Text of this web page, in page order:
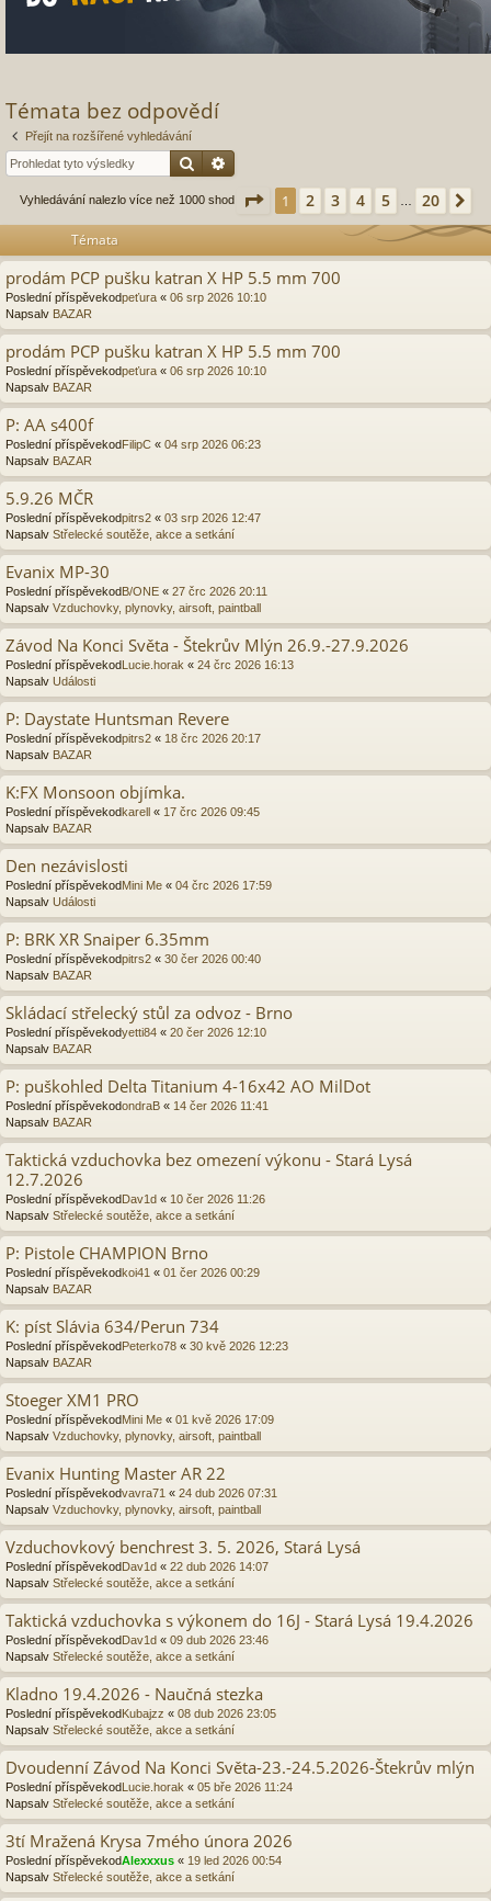
Témata bez odpovědí
Přejít na rozšířené vyhledávání
Hledat
Vyhledávání nalezlo více než 1000 shod Stránka 1z 20
1 2 3 4 5 20
Témata
prodám PCP pušku katran X HP 5.5 mm 700
Poslední příspěvekodpeťura « 06 srp 2026 10:10
Napsalv BAZAR
prodám PCP pušku katran X HP 5.5 mm 700
Poslední příspěvekodpeťura « 06 srp 2026 10:10
Napsalv BAZAR
P: AA s400f
Poslední příspěvekodFilipC « 04 srp 2026 06:23
Napsalv BAZAR
5.9.26 MČR
Poslední příspěvekodpitrs2 « 03 srp 2026 12:47
Napsalv Střelecké soutěže, akce a setkání
Evanix MP-30
Poslední příspěvekodB/ONE « 27 črc 2026 20:11
Napsalv Vzduchovky, plynovky, airsoft, paintball
Závod Na Konci Světa - Štekrův Mlýn 26.9.-27.9.2026
Poslední příspěvekodLucie.horak « 24 črc 2026 16:13
Napsalv Události
P: Daystate Huntsman Revere
Poslední příspěvekodpitrs2 « 18 črc 2026 20:17
Napsalv BAZAR
K:FX Monsoon objímka.
Poslední příspěvekodkarell « 17 črc 2026 09:45
Napsalv BAZAR
Den nezávislosti
Poslední příspěvekodMini Me « 04 črc 2026 17:59
Napsalv Události
P: BRK XR Snaiper 6.35mm
Poslední příspěvekodpitrs2 « 30 čer 2026 00:40
Napsalv BAZAR
Skládací střelecký stůl za odvoz - Brno
Poslední příspěvekodyetti84 « 20 čer 2026 12:10
Napsalv BAZAR
P: puškohled Delta Titanium 4-16x42 AO MilDot
Poslední příspěvekodondraB « 14 čer 2026 11:41
Napsalv BAZAR
Taktická vzduchovka bez omezení výkonu - Stará Lysá
12.7.2026
Poslední příspěvekodDav1d « 10 čer 2026 11:26
Napsalv Střelecké soutěže, akce a setkání
P: Pistole CHAMPION Brno
Poslední příspěvekodkoi41 « 01 čer 2026 00:29
Napsalv BAZAR
K: píst Slávia 634/Perun 734
Poslední příspěvekodPeterko78 « 30 kvě 2026 12:23
Napsalv BAZAR
Stoeger XM1 PRO
Poslední příspěvekodMini Me « 01 kvě 2026 17:09
Napsalv Vzduchovky, plynovky, airsoft, paintball
Evanix Hunting Master AR 22
Poslední příspěvekodvavra71 « 24 dub 2026 07:31
Napsalv Vzduchovky, plynovky, airsoft, paintball
Vzduchovkový benchrest 3. 5. 2026, Stará Lysá
Poslední příspěvekodDav1d « 22 dub 2026 14:07
Napsalv Střelecké soutěže, akce a setkání
Taktická vzduchovka s výkonem do 16J - Stará Lysá 19.4.2026
Poslední příspěvekodDav1d « 09 dub 2026 23:46
Napsalv Střelecké soutěže, akce a setkání
Kladno 19.4.2026 - Naučná stezka
Poslední příspěvekodKubajzz « 08 dub 2026 23:05
Napsalv Střelecké soutěže, akce a setkání
Dvoudenní Závod Na Konci Světa-23.-24.5.2026-Štekrův mlýn
Poslední příspěvekodLucie.horak « 05 bře 2026 11:24
Napsalv Střelecké soutěže, akce a setkání
3tí Mražená Krysa 7mého února 2026
Poslední příspěvekodAlexxxus « 19 led 2026 00:54
Napsalv Střelecké soutěže, akce a setkání